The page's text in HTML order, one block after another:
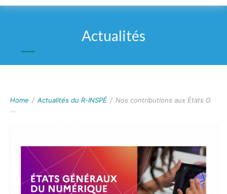
Actualités
Home / Actualités du R-INSPÉ / Nos contributions aux États G
...